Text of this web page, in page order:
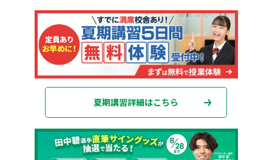
夏期講習詳細はこちら